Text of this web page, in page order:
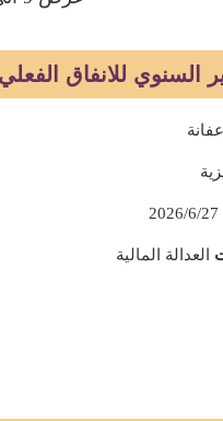
السنوي للانفاق الفعلي
العدالة المالية